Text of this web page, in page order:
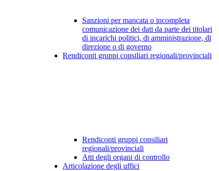
Sanzioni per mancata o incompleta
comunicazione dei dati da parte dei titolari
di incarichi politici, di amministrazione, di
direzione o di governo
Rendiconti gruppi consiliari regionali/provinciali
Rendiconti gruppi consiliari
regionali/provinciali
Atti degli organi di controllo
Articolazione degli uffici